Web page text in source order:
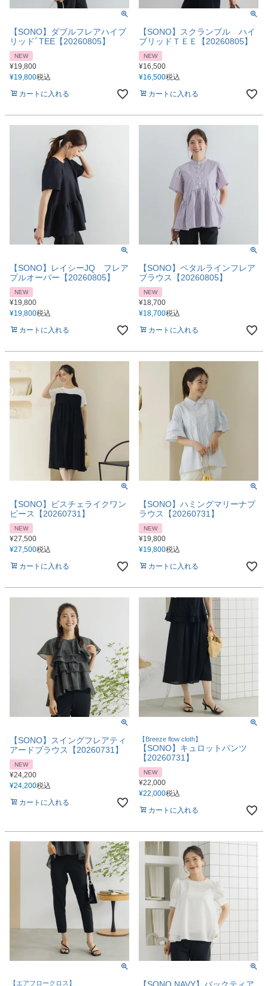
【SONO】ダブルフレアハイブ
リッドﾞTEE【20260805】
NEW
¥19,800
¥19,800税込
カートに入れる
【SONO】スクランブル ハイ
ブリッドＴＥＥ【20260805】
NEW
¥16,500
¥16,500税込
カートに入れる
【SONO】レイシーJQ フレア
プルオーバー【20260805】
NEW
¥19,800
¥19,800税込
カートに入れる
【SONO】ペタルラインフレア
ブラウス【20260805】
NEW
¥18,700
¥18,700税込
カートに入れる
【SONO】ビスチェライクワン
ピース【20260731】
NEW
¥27,500
¥27,500税込
カートに入れる
【SONO】ハミングマリーナブ
ラウス【20260731】
NEW
¥19,800
¥19,800税込
カートに入れる
【SONO】スイングフレアティ
アードブラウス【20260731】
NEW
¥24,200
¥24,200税込
カートに入れる
【Breeze flow cloth】
【SONO】キュロットパンツ
【20260731】
NEW
¥22,000
¥22,000税込
カートに入れる
【エアフロークロス】 【SONO NAVY】バックティア